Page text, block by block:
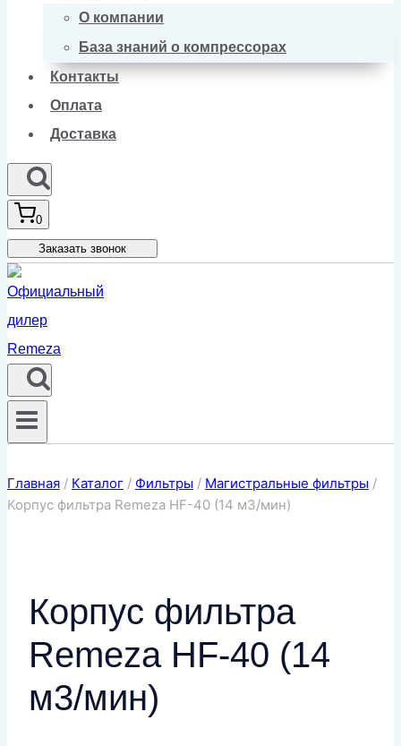
О компании
База знаний о компрессорах
Контакты
Оплата
Доставка
0
Заказать звонок
Главная / Каталог / Фильтры / Магистральные фильтры /
Корпус фильтра Remeza HF-40 (14 м3/мин)
Корпус фильтра
Remeza HF-40 (14
м3/мин)